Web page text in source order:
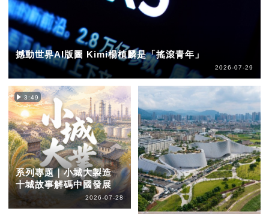
撼動世界AI版圖 Kimi楊植麟是「搖滾青年」
2026-07-29
3:49
系列專題｜小城大製造
十城故事解碼中國發展
2026-07-28